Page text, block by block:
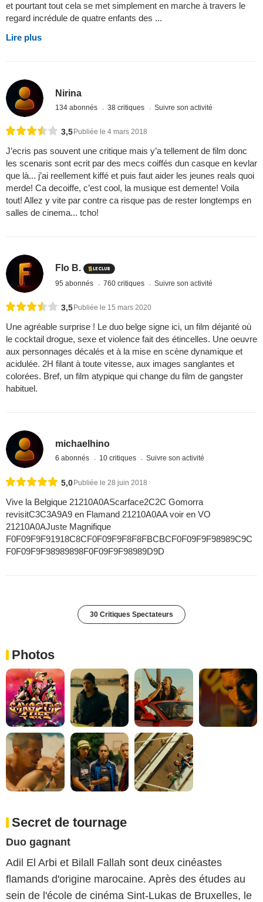
et pourtant tout cela se met simplement en marche à travers le
regard incrédule de quatre enfants des ...
Lire plus
Nirina
134 abonnés 38 critiques Suivre son activité
3,5 Publiée le 4 mars 2018
J’ecris pas souvent une critique mais y’a tellement de film donc
les scenaris sont ecrit par des mecs coiffés dun casque en kevlar
que là... j’ai reellement kiffé et puis faut aider les jeunes reals quoi
merde! Ca decoiffe, c’est cool, la musique est demente! Voila
tout! Allez y vite par contre ca risque pas de rester longtemps en
salles de cinema... tcho!
Flo B.
95 abonnés 760 critiques Suivre son activité
3,5Publiée le 15 mars 2020
Une agréable surprise ! Le duo belge signe ici, un film déjanté où
le cocktail drogue, sexe et violence fait des étincelles. Une oeuvre
aux personnages décalés et à la mise en scène dynamique et
acidulée. 2H filant à toute vitesse, aux images sanglantes et
colorées. Bref, un film atypique qui change du film de gangster
habituel.
michaelhino
6 abonnés 10 critiques Suivre son activité
5,0 Publiée le 28 juin 2018
Vive la Belgique 21210A0AScarface2C2C Gomorra
revisitC3C3A9A9 en Flamand 21210A0AA voir en VO
21210A0AJuste Magnifique
F0F09F9F91918C8CF0F09F9F8F8FBCBCF0F09F9F98989C9C
F0F09F9F98989898F0F09F9F98989D9D
30 Critiques Spectateurs
Photos
Secret de tournage
Duo gagnant
Adil El Arbi et Bilall Fallah sont deux cinéastes
flamands d'origine marocaine. Après des études au
sein de l'école de cinéma Sint-Lukas de Bruxelles, le